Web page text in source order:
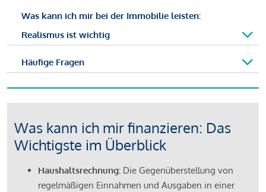
Was kann ich mir bei der Immobilie leisten:
Realismus ist wichtig
Häufige Fragen
Was kann ich mir finanzieren: Das
Wichtigste im Überblick
Haushaltsrechnung: Die Gegenüberstellung von
regelmäßigen Einnahmen und Ausgaben in einer